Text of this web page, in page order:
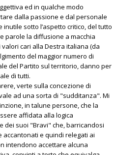
ed in qualche modo
dalla passione e dal personale
sotto l’aspetto critico, del tutto
parole la diffusione a macchia
cari alla Destra italiana (da
del maggior numero di
del Partito sul territorio, danno per
di tutti.
verte sulla concezione di
ad una sorta di "sudditanza". Mi
in talune persone, che la
affidata alla logica
dei suoi "Bravi" che, barricandosi
e quindi relegati ai
intendono accettare alcuna